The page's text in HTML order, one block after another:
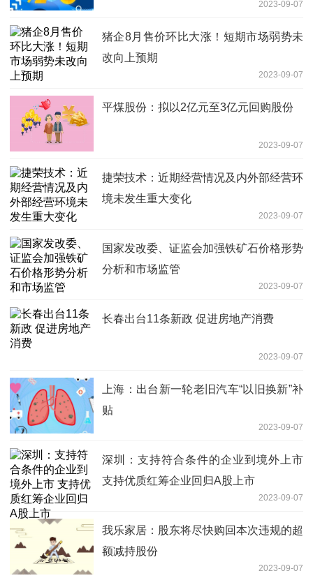
2023-09-07
猪企8月售价环比大涨！短期市场弱势未
改向上预期
2023-09-07
平煤股份：拟以2亿元至3亿元回购股份
2023-09-07
捷荣技术：近期经营情况及内外部经营环
境未发生重大变化
2023-09-07
国家发改委、证监会加强铁矿石价格形势
分析和市场监管
2023-09-07
长春出台11条新政 促进房地产消费
2023-09-07
上海：出台新一轮老旧汽车“以旧换新”补
贴
2023-09-07
深圳：支持符合条件的企业到境外上市
支持优质红筹企业回归A股上市
2023-09-07
我乐家居：股东将尽快购回本次违规的超
额减持股份
2023-09-07